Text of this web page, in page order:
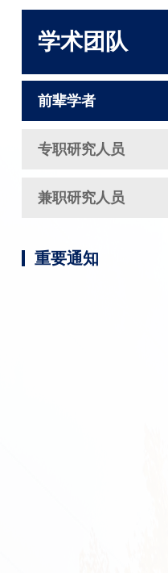
学术团队
前辈学者
专职研究人员
兼职研究人员
重要通知